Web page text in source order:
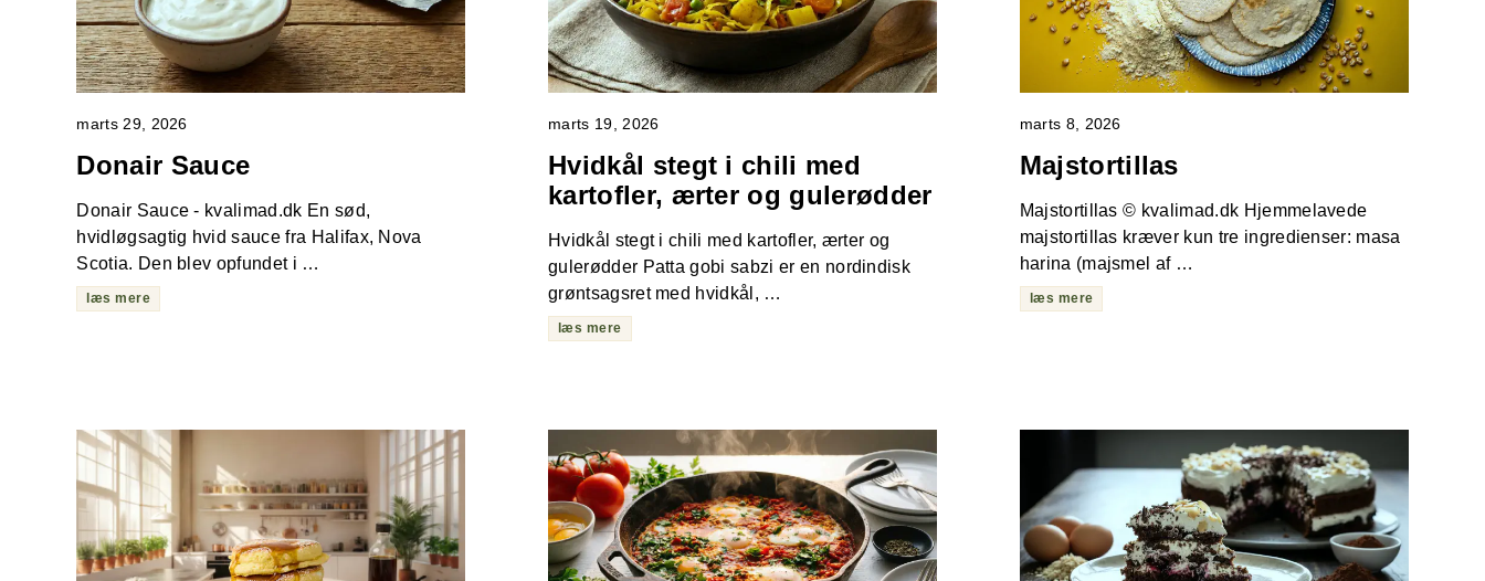
marts 29, 2026
Donair Sauce
Donair Sauce - kvalimad.dk En sød,
hvidløgsagtig hvid sauce fra Halifax, Nova
Scotia. Den blev opfundet i …
læs mere
marts 19, 2026
Hvidkål stegt i chili med
kartofler, ærter og gulerødder
Hvidkål stegt i chili med kartofler, ærter og
gulerødder Patta gobi sabzi er en nordindisk
grøntsagsret med hvidkål, …
læs mere
marts 8, 2026
Majstortillas
Majstortillas © kvalimad.dk Hjemmelavede
majstortillas kræver kun tre ingredienser: masa
harina (majsmel af …
læs mere